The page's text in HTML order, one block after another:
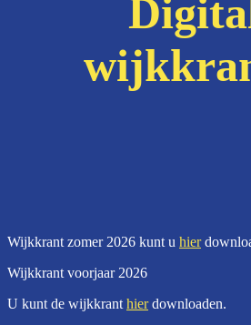
Wijkkrant zomer 2026 kunt u hier
Wijkkrant voorjaar 2026
U kunt de wijkkrant hierdownloaden.